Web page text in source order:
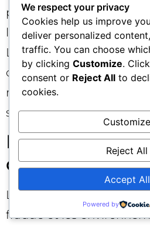
patchwork (CCPA/CPRA,
limitez l’usage de
Les partenariats data
clauses spécifiques à la
minimisation des
suppression sur
Mesure,
qualité
La montée des budgets
fraude et les
We respect your privacy
Cookies help us improve
deliver personalized
traffic. You can choose
by clicking Customize. Click
consent or Reject All to
cookies.
Customize
Reject All
Accept All
Powered by